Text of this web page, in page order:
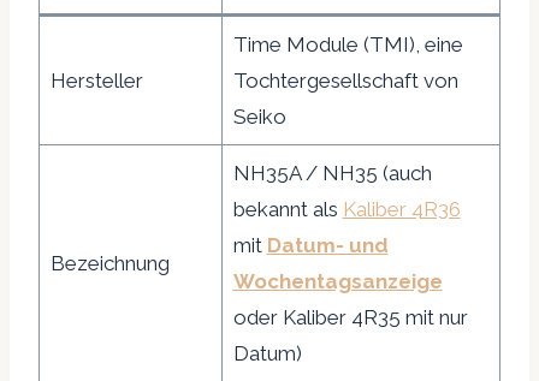
Hersteller
Time Module (TMI), eine
Tochtergesellschaft von
Seiko
Bezeichnung
NH35A / NH35 (auch
bekannt als Kaliber 4R36
mit Datum- und
Wochentagsanzeige
oder Kaliber 4R35 mit nur
Datum)